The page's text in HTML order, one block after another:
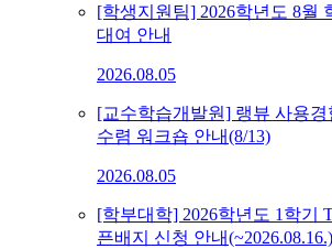
[학생지원팀] 2026학년도 8월
대여 안내
2026.08.05
[교수학습개발원] 랭뷰 사용경
수렴 워크숍 안내(8/13)
2026.08.05
[학부대학] 2026학년도 1학기
픈배지 신청 안내(~2026.08.16.)